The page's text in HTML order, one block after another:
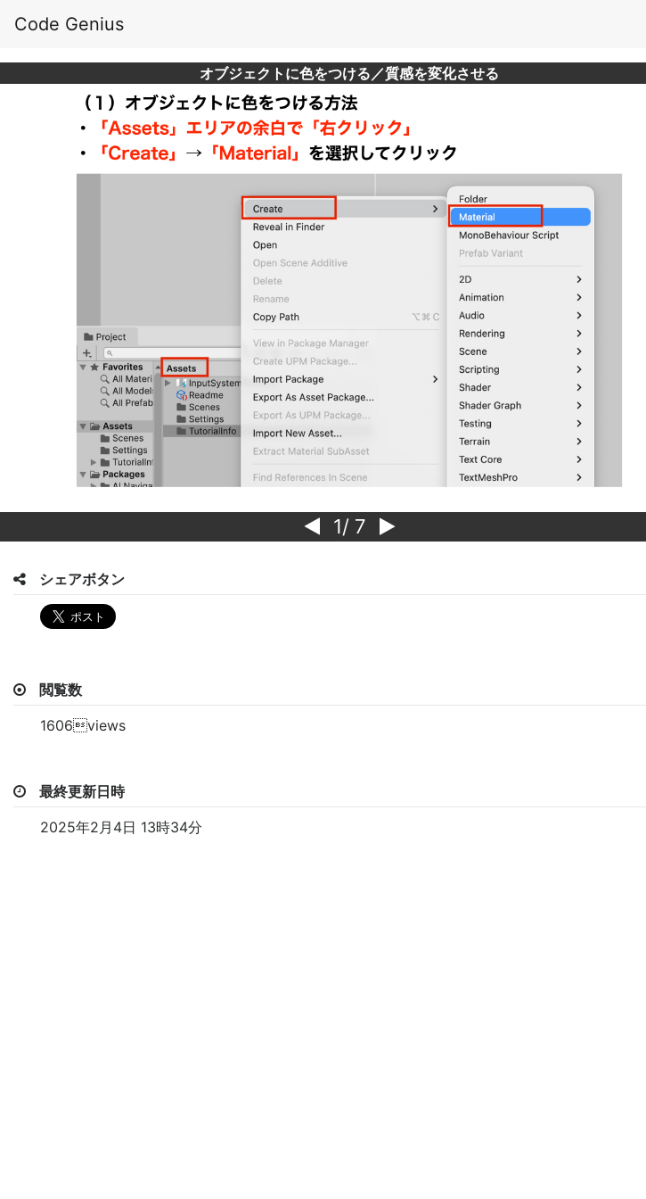
Code Genius
オブジェクトに色をつける／質感を変化させる
1/ 7
シェアボタン
閲覧数
1606views
最終更新日時
2025年2月4日 13時34分